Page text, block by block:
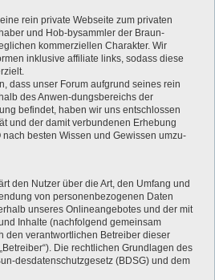
rein private Webseite zum privaten
und Hob-bysammler der Braun-
kommerziellen Charakter. Wir
inklusive affiliate links, sodass diese
dass unser Forum aufgrund seines rein
des Anwen-dungsbereichs der
befindet, haben wir uns entschlossen
und der damit verbundenen Erhebung
besten Wissen und Gewissen umzu-
den Nutzer über die Art, den Umfang und
von personenbezogenen Daten
unseres Onlineangebotes und der mit
Inhalte (nachfolgend gemeinsam
den verantwortlichen Betreiber dieser
Die rechtlichen Grundlagen des
desdatenschutzgesetz (BDSG) und dem